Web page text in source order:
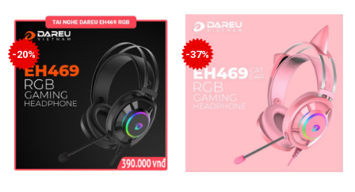
-20% -37%